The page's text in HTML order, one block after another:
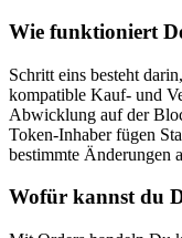
Wie funktioniert
Schritt eins besteht
kompatible Kauf- und
Abwicklung auf der
Token-Inhaber fügen
bestimmte Änderungen
Wofür kannst du